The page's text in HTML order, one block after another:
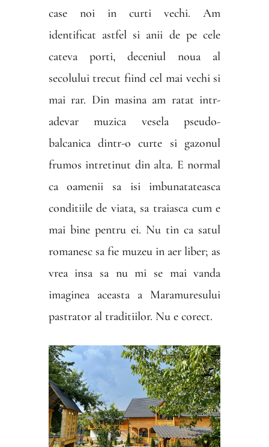
case noi in curti vechi. Am
identificat astfel si anii de pe cele
cateva porti, deceniul noua al
secolului trecut fiind cel mai vechi si
mai rar. Din masina am ratat intr-
adevar muzica vesela pseudo-
balcanica dintr-o curte si gazonul
frumos intretinut din alta. E normal
ca oamenii sa isi imbunatateasca
conditiile de viata, sa traiasca cum e
mai bine pentru ei. Nu tin ca satul
romanesc sa fie muzeu in aer liber; as
vrea insa sa nu mi se mai vanda
imaginea aceasta a Maramuresului
pastrator al traditiilor. Nu e corect.